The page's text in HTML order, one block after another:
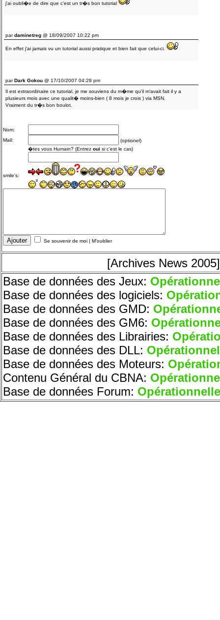
j'ai oubli�e de dire que c'est un tr�s bon tutorial
pardaminetreg @ 18/09/2007 10:22 pm
En effet j'ai jamais vu un tutorial aussi pratique et bien fait que celui-ci.
parDark Gokou @ 17/10/2007 04:28 pm
Il est extraordinaire ce tutorial, je me souviens du m�me qu'il m'avait fait il y a
plusieurs mois avec une qualit� moins-bien ( 8 mois je crois ) via MSN.
Vraiment du tr�s bon boulot.
Nom:
Mail:
(optionel)
�tes vous Humain? (Entrez oui si c'est le cas)
smile's:
Se souvenir de moi | M'oublier
[Archives News 2005]
Base de données des Jeux: O
Base de données des logiciels: O
Base de données des GMD: O
Base de données des GM6:
Base de données des Librairies:
Base de données des DLL:
Base de données des Moteurs:
Contenu Général du CBNA:
Base de données Forum: Opérationnelle